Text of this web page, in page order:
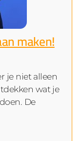
maken!
je niet alleen
wat je
De